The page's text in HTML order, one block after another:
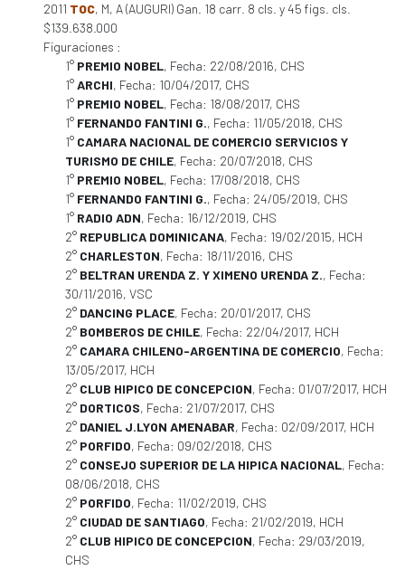
2011 TOC, M, A (AUGURI) Gan. 18 carr. 8 cls. y 45 figs. cls.
$139.638.000
Figuraciones :
1° PREMIO NOBEL, Fecha: 22/08/2016, CHS
1°ARCHI, Fecha: 10/04/2017, CHS
1° PREMIO NOBEL, Fecha: 18/08/2017, CHS
1° FERNANDO FANTINI G., Fecha: 11/05/2018, CHS
1° CAMARA NACIONAL DE COMERCIO SERVICIOS Y
TURISMO DE CHILE, Fecha: 20/07/2018, CHS
1° PREMIO NOBEL, Fecha: 17/08/2018, CHS
1° FERNANDO FANTINI G., Fecha: 24/05/2019, CHS
1° RADIO ADN, Fecha: 16/12/2019, CHS
2° REPUBLICA DOMINICANA, Fecha: 19/02/2015, HCH
2° CHARLESTON, Fecha: 18/11/2016, CHS
2° BELTRAN URENDA Z. Y XIMENO URENDA Z., Fecha:
30/11/2016, VSC
2° DANCING PLACE, Fecha: 20/01/2017, CHS
2° BOMBEROS DE CHILE, Fecha: 22/04/2017, HCH
2° CAMARA CHILENO-ARGENTINA DE COMERCIO, Fecha:
13/05/2017, HCH
2° CLUB HIPICO DE CONCEPCION, Fecha: 01/07/2017, HCH
2° DORTICOS, Fecha: 21/07/2017, CHS
2° DANIEL J.LYON AMENABAR, Fecha: 02/09/2017, HCH
2° PORFIDO, Fecha: 09/02/2018, CHS
2° CONSEJO SUPERIOR DE LA HIPICA NACIONAL, Fecha:
08/06/2018, CHS
2° PORFIDO, Fecha: 11/02/2019, CHS
2° CIUDAD DE SANTIAGO, Fecha: 21/02/2019, HCH
2° CLUB HIPICO DE CONCEPCION, Fecha: 29/03/2019,
CHS